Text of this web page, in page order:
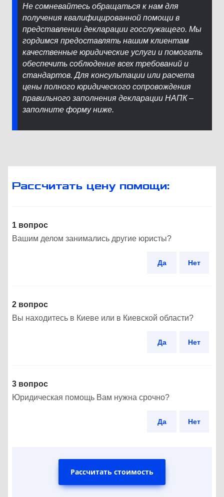
Не сомневайтесь обращаться к нам для
получения квалифицированной помощи в
представлении декларации госслужащего. Мы
гордимся предоставлять нашим клиентам
качественные юридические услуги и помогать
обеспечить соблюдение всех требований и
стандартов. Для консультации или расчета
цены полного юридического сопровождения
правильного заполнения декларации НАПК –
заполните форму ниже.
Рассчитать цену помощи:
1 вопрос
Вашим делом занимались другие юристы?
Да Нет
2 вопрос
Вы находитесь в Киеве или в Киевской области?
Да Нет
3 вопрос
Юридическая помощь Вам нужна срочно?
Да Нет
Рассчитать стоимость